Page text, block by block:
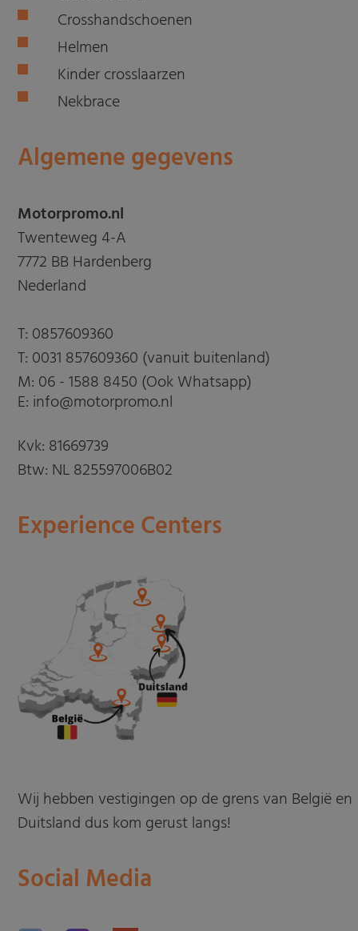
Crosshandschoenen
Helmen
Kinder crosslaarzen
Nekbrace
Algemene gegevens
Motorpromo.nl
Twenteweg 4-A
7772 BB Hardenberg
Nederland
T: 0857609360
T: 0031 857609360 (vanuit buitenland)
M: 06 - 1588 8450 (Ook Whatsapp)
E: info@motorpromo.nl
Kvk: 81669739
Btw: NL 825597006B02
Experience Centers
Wij hebben vestigingen op de grens van België en
Duitsland dus kom gerust langs!
Social Media